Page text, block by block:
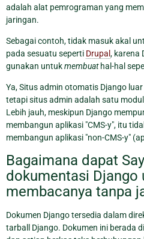
adalah alat pemrograman yang
jaringan.
Sebagai contoh, tidak masuk akal
pada sesuatu seperti Drupal, karena
gunakan untukmembuathal-hal
Ya, Situs admin otomatis Django
tetapi situs admin adalah satu
Lebih jauh, meskipun Django
membangun aplikasi "CMS-y", itu
membangun aplikasi "non-CMS-y"
Bagaimana dapat
dokumentasi Django
membacanya tanpa
Dokumen Django tersedia dalam
tarball Django. Dokumen ini berada